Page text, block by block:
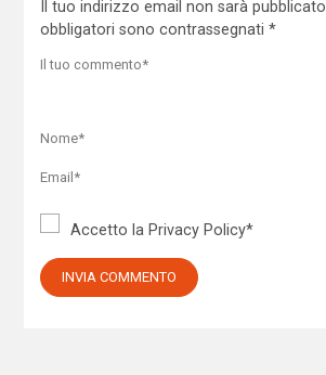
Il tuo indirizzo email non sarà pubblicato.
obbligatori sono contrassegnati *
Accetto la Privacy Policy*